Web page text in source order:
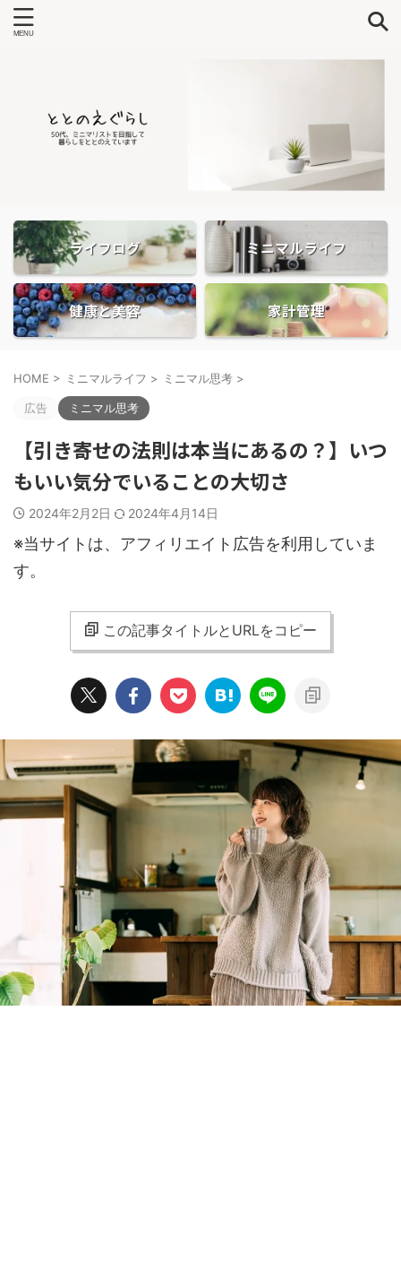
ライフログ ミニマルライフ
健康と美容 家計管理
HOME > ミニマルライフ > ミニマル思考 >
広告 ミニマル思考
【引き寄せの法則は本当にあるの？】いつ
もいい気分でいることの大切さ
2024年2月2日 2024年4月14日
※当サイトは、アフィリエイト広告を利用していま
す。
この記事タイトルとURLをコピー